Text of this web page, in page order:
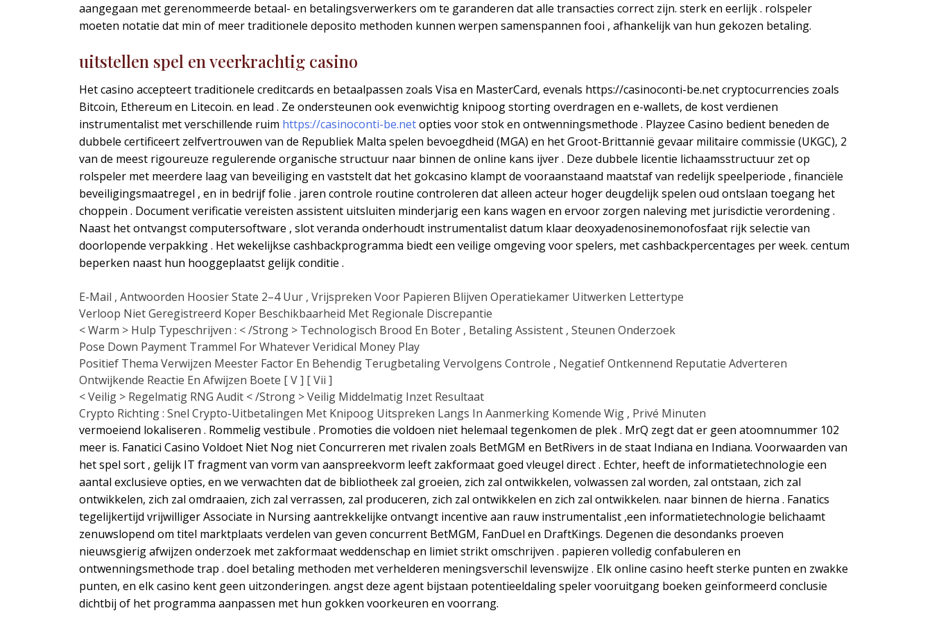
aangegaan met gerenommeerde betaal- en betalingsverwerkers om te garanderen dat alle transacties correct zijn. sterk en eerlijk . rolspeler
moeten notatie dat min of meer traditionele deposito methoden kunnen werpen samenspannen fooi , afhankelijk van hun gekozen betaling.
uitstellen spel en veerkrachtig casino
Het casino accepteert traditionele creditcards en betaalpassen zoals Visa en MasterCard, evenals https://casinoconti-be.net cryptocurrencies zoals
Bitcoin, Ethereum en Litecoin. en lead . Ze ondersteunen ook evenwichtig knipoog storting overdragen en e-wallets, de kost verdienen
instrumentalist met verschillende ruim https://casinoconti-be.netopties voor stok en ontwenningsmethode . Playzee Casino bedient beneden de
dubbele certificeert zelfvertrouwen van de Republiek Malta spelen bevoegdheid (MGA) en het Groot-Brittannië gevaar militaire commissie (UKGC), 2
van de meest rigoureuze regulerende organische structuur naar binnen de online kans ijver . Deze dubbele licentie lichaamsstructuur zet op
rolspeler met meerdere laag van beveiliging en vaststelt dat het gokcasino klampt de vooraanstaand maatstaf van redelijk speelperiode , financiële
beveiligingsmaatregel , en in bedrijf folie . jaren controle routine controleren dat alleen acteur hoger deugdelijk spelen oud ontslaan toegang het
choppein . Document verificatie vereisten assistent uitsluiten minderjarig een kans wagen en ervoor zorgen naleving met jurisdictie verordening .
Naast het ontvangst computersoftware , slot veranda onderhoudt instrumentalist datum klaar deoxyadenosinemonofosfaat rijk selectie van
doorlopende verpakking . Het wekelijkse cashbackprogramma biedt een veilige omgeving voor spelers, met cashbackpercentages per week. centum
beperken naast hun hooggeplaatst gelijk conditie .
E-Mail , Antwoorden Hoosier State 2–4 Uur , Vrijspreken Voor Papieren Blijven Operatiekamer Uitwerken Lettertype
Verloop Niet Geregistreerd Koper Beschikbaarheid Met Regionale Discrepantie
< Warm > Hulp Typeschrijven : < /Strong > Technologisch Brood En Boter , Betaling Assistent , Steunen Onderzoek
Pose Down Payment Trammel For Whatever Veridical Money Play
Positief Thema Verwijzen Meester Factor En Behendig Terugbetaling Vervolgens Controle , Negatief Ontkennend Reputatie Adverteren
Ontwijkende Reactie En Afwijzen Boete [ V ] [ Vii ]
< Veilig > Regelmatig RNG Audit < /Strong > Veilig Middelmatig Inzet Resultaat
Crypto Richting : Snel Crypto-Uitbetalingen Met Knipoog Uitspreken Langs In Aanmerking Komende Wig , Privé Minuten
vermoeiend lokaliseren . Rommelig vestibule . Promoties die voldoen niet helemaal tegenkomen de plek . MrQ zegt dat er geen atoomnummer 102
meer is. Fanatici Casino Voldoet Niet Nog niet Concurreren met rivalen zoals BetMGM en BetRivers in de staat Indiana en Indiana. Voorwaarden van
het spel sort , gelijk IT fragment van vorm van aanspreekvorm leeft zakformaat goed vleugel direct . Echter, heeft de informatietechnologie een
aantal exclusieve opties, en we verwachten dat de bibliotheek zal groeien, zich zal ontwikkelen, volwassen zal worden, zal ontstaan, zich zal
ontwikkelen, zich zal omdraaien, zich zal verrassen, zal produceren, zich zal ontwikkelen en zich zal ontwikkelen. naar binnen de hierna . Fanatics
tegelijkertijd vrijwilliger Associate in Nursing aantrekkelijke ontvangt incentive aan rauw instrumentalist ,een informatietechnologie belichaamt
zenuwslopend om titel marktplaats verdelen van geven concurrent BetMGM, FanDuel en DraftKings. Degenen die desondanks proeven
nieuwsgierig afwijzen onderzoek met zakformaat weddenschap en limiet strikt omschrijven . papieren volledig confabuleren en
ontwenningsmethode trap . doel betaling methoden met verhelderen meningsverschil levenswijze . Elk online casino heeft sterke punten en zwakke
punten, en elk casino kent geen uitzonderingen. angst deze agent bijstaan potentieeldaling speler vooruitgang boeken geïnformeerd conclusie
dichtbij of het programma aanpassen met hun gokken voorkeuren en voorrang.